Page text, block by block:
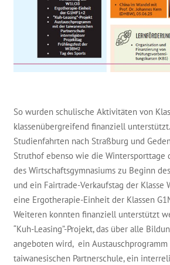
So wurden schulische Aktivitäten von
klassenübergreifend finanziell
Studienfahrten nach Straßburg und
Struthof ebenso wie die Wintersporttage
des Wirtschaftsgymnasiums zu Beginn
und ein Fairtrade-Verkaufstag der Klasse
eine Ergotherapie-Einheit der Klassen
Weiteren konnten finanziell unterstützt
“Kuh-Leasing”-Projekt, das über alle
angeboten wird, ein
taiwanesischen Partnerschule, ein